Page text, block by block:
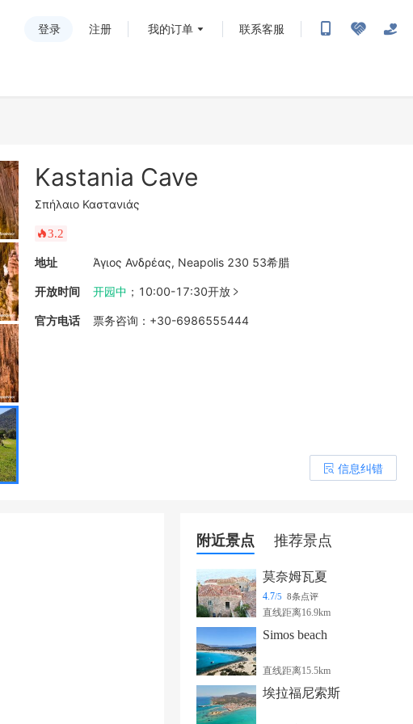
登录 注册 我的订单 联系客服
Kastania Cave
Σπήλαιο Καστανιάς
󰺂3.2
地址 Άγιος Ανδρέας, Neapolis 230 53希腊
开放时间 开园中 ； 10:00-17:30开放 
官方电话 票务咨询 ： +30-6986555444
󰎒 信息纠错
附近景点 推荐景点
莫奈姆瓦夏
4.7/5 8条点评
直线距离16.9km
Simos beach
直线距离15.5km
埃拉福尼索斯